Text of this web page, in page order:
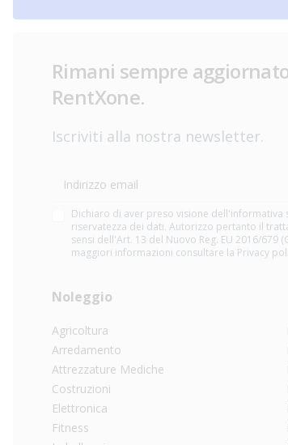
Rimani sempre
RentXone.
Iscriviti alla nostra newsletter.
Indirizzo email
Dichiaro di aver preso visione dell'informativa
riservatezza dei dati. Autorizzo pertanto il
sensi dell'Art. 13 del Nuovo Reg. EU 2016/679
maggiori informazioni consultare la Privacy
Noleggio
Agricoltura
Arredamento
Attrezzature Mediche
Costruzioni
Elettronica
Fitness